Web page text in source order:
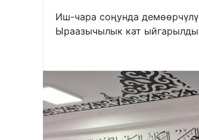
Иш-чара соңунда
Ыраазычылык кат